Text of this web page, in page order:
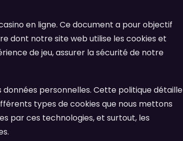
en ligne. Ce document a pour objectif
dont notre site web utilise les cookies et
de jeu, assurer la sécurité de notre
personnelles. Cette politique détaille
types de cookies que nous mettons
par ces technologies, et surtout, les